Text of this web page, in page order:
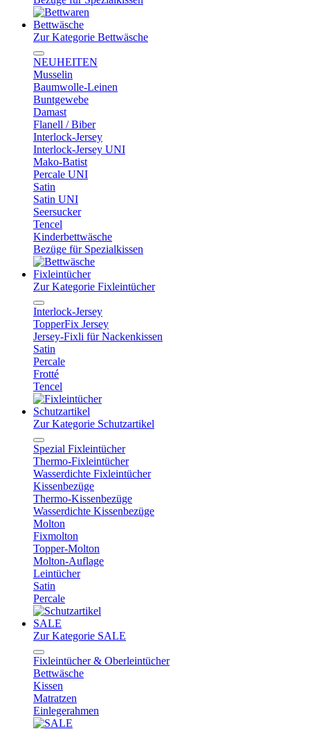
Bettwäsche
Zur Kategorie Bettwäsche
NEUHEITEN
Musselin
Baumwolle-Leinen
Buntgewebe
Damast
Flanell / Biber
Interlock-Jersey
Interlock-Jersey UNI
Mako-Batist
Percale UNI
Satin
Satin UNI
Seersucker
Tencel
Kinderbettwäsche
Bezüge für Spezialkissen
Fixleintücher
Zur Kategorie Fixleintücher
Interlock-Jersey
TopperFix Jersey
Jersey-Fixli für Nackenkissen
Satin
Percale
Frotté
Tencel
Schutzartikel
Zur Kategorie Schutzartikel
Spezial Fixleintücher
Thermo-Fixleintücher
Wasserdichte Fixleintücher
Kissenbezüge
Thermo-Kissenbezüge
Wasserdichte Kissenbezüge
Molton
Fixmolton
Topper-Molton
Molton-Auflage
Leintücher
Satin
Percale
SALE
Zur Kategorie SALE
Fixleintücher & Oberleintücher
Bettwäsche
Kissen
Matratzen
Einlegerahmen